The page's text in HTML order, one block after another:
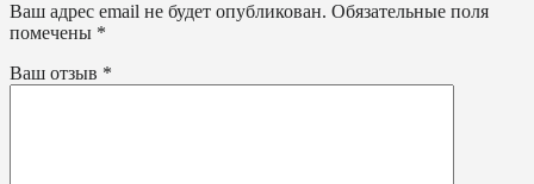
Ваш адрес email не будет опубликован. Обязательные поля
помечены *
Ваш отзыв *